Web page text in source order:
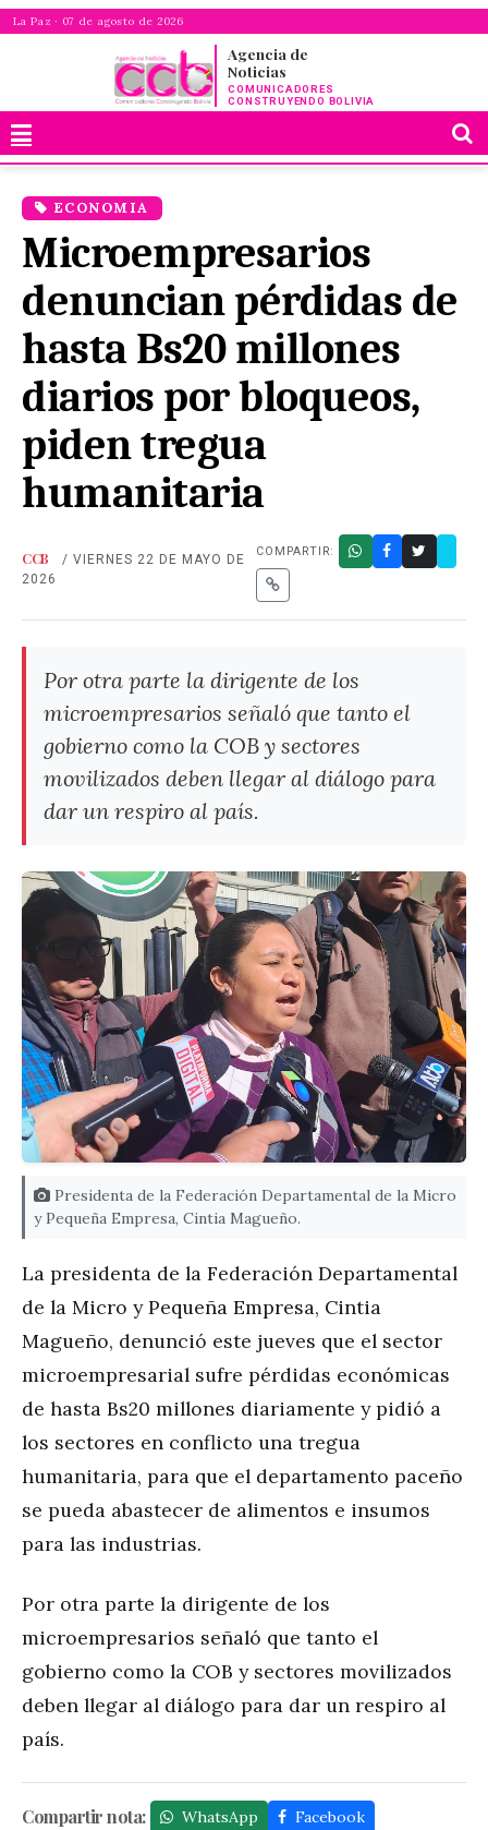
La Paz · 07 de agosto de 2026
Agencia de
Noticias
COMUNICADORES
CONSTRUYENDO BOLIVIA
ECONOMIA
Microempresarios
denuncian pérdidas de
hasta Bs20 millones
diarios por bloqueos,
piden tregua
humanitaria
CCB
/ VIERNES 22 DE MAYO DE
2026
COMPARTIR:
Por otra parte la dirigente de los
microempresarios señaló que tanto el
gobierno como la COB y sectores
movilizados deben llegar al diálogo para
dar un respiro al país.
Presidenta de la Federación Departamental de la Micro
y Pequeña Empresa, Cintia Magueño.
La presidenta de la Federación Departamental
de la Micro y Pequeña Empresa, Cintia
Magueño, denunció este jueves que el sector
microempresarial sufre pérdidas económicas
de hasta Bs20 millones diariamente y pidió a
los sectores en conflicto una tregua
humanitaria, para que el departamento paceño
se pueda abastecer de alimentos e insumos
para las industrias.
Por otra parte la dirigente de los
microempresarios señaló que tanto el
gobierno como la COB y sectores movilizados
deben llegar al diálogo para dar un respiro al
país.
Compartir nota: WhatsApp
Facebook